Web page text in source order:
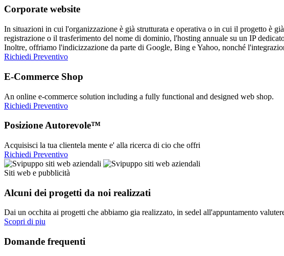
Corporate website
In situazioni in cui l'organizzazione è già strutturata e operativa o in cui il progetto è
registrazione o il trasferimento del nome di dominio, l'hosting annuale su un IP
Inoltre, offriamo l'indicizzazione da parte di Google, Bing e Yahoo, nonché
Richiedi Preventivo
E-Commerce Shop
An online e-commerce solution including a fully functional and designed web shop.
Richiedi Preventivo
Posizione Autorevole™
Acquisisci la tua clientela mente e' alla ricerca di cio che offri
Richiedi Preventivo
Siti web e pubblicità
Alcuni dei progetti da noi realizzati
Dai un occhita ai progetti che abbiamo gia realizzato, in sedel all'appuntamento
Scopri di piu
Domande frequenti